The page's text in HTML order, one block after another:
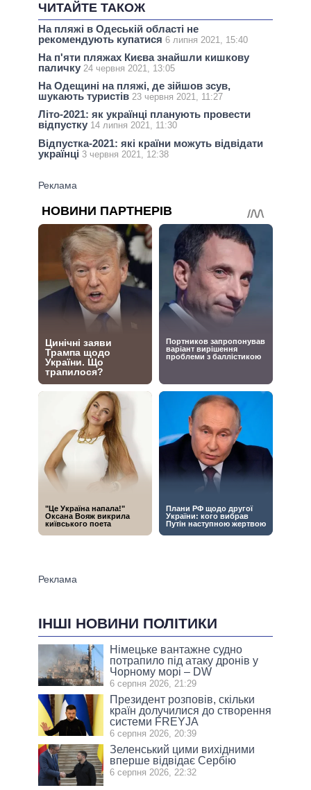
ЧИТАЙТЕ ТАКОЖ
На пляжі в Одеській області не
рекомендують купатися 6 липня 2021, 15:40
На п'яти пляжах Києва знайшли кишкову
паличку 24 червня 2021, 13:05
На Одещині на пляжі, де зійшов зсув,
шукають туристів 23 червня 2021, 11:27
Літо-2021: як українці планують провести
відпустку 14 липня 2021, 11:30
Відпустка-2021: які країни можуть відвідати
українці 3 червня 2021, 12:38
ІНШІ НОВИНИ ПОЛІТИКИ
Німецьке вантажне судно
потрапило під атаку дронів у
Чорному морі – DW
6 серпня 2026, 21:29
Президент розповів, скільки
країн долучилися до створення
системи FREYJA
6 серпня 2026, 20:39
Зеленський цими вихідними
вперше відвідає Сербію
6 серпня 2026, 22:32